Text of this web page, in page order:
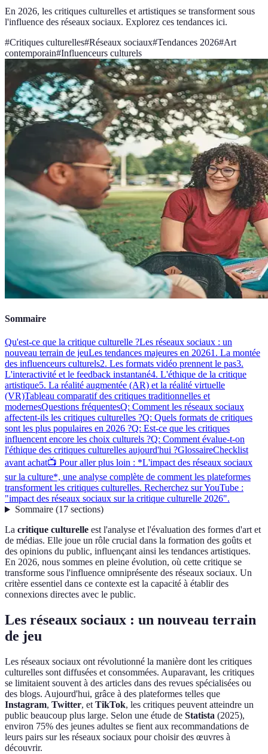
En 2026, les critiques culturelles et artistiques se transforment sous
l'influence des réseaux sociaux. Explorez ces tendances ici.
#Critiques culturelles#Réseaux sociaux#Tendances 2026#Art
contemporain#Influenceurs culturels
Sommaire
Qu'est-ce que la critique culturelle ?Les réseaux sociaux : un
nouveau terrain de jeuLes tendances majeures en 20261. La montée
des influenceurs culturels2. Les formats vidéo prennent le pas3.
L'interactivité et le feedback instantané4. L'éthique de la critique
artistique5. La réalité augmentée (AR) et la réalité virtuelle
(VR)Tableau comparatif des critiques traditionnelles et
modernesQuestions fréquentesQ: Comment les réseaux sociaux
affectent-ils les critiques culturelles ?Q: Quels formats de critiques
sont les plus populaires en 2026 ?Q: Est-ce que les critiques
influencent encore les choix culturels ?Q: Comment évalue-t-on
l'éthique des critiques culturelles aujourd'hui ?GlossaireChecklist
avant achat📺 Pour aller plus loin : *L'impact des réseaux sociaux
sur la culture*, une analyse complète de comment les plateformes
transforment les critiques culturelles. Recherchez sur YouTube :
"impact des réseaux sociaux sur la critique culturelle 2026".
Sommaire(17 sections)
La critique culturelle est l'analyse et l'évaluation des formes d'art et
de médias. Elle joue un rôle crucial dans la formation des goûts et
des opinions du public, influençant ainsi les tendances artistiques.
En 2026, nous sommes en pleine évolution, où cette critique se
transforme sous l'influence omniprésente des réseaux sociaux. Un
critère essentiel dans ce contexte est la capacité à établir des
connexions directes avec le public.
Les réseaux sociaux : un nouveau terrain
de jeu
Les réseaux sociaux ont révolutionné la manière dont les critiques
culturelles sont diffusées et consommées. Auparavant, les critiques
se limitaient souvent à des articles dans des revues spécialisées ou
des blogs. Aujourd'hui, grâce à des plateformes telles que
Instagram, Twitter, et TikTok, les critiques peuvent atteindre un
public beaucoup plus large. Selon une étude de Statista (2025),
environ 75% des jeunes adultes se fient aux recommandations de
leurs pairs sur les réseaux sociaux pour choisir des œuvres à
découvrir.